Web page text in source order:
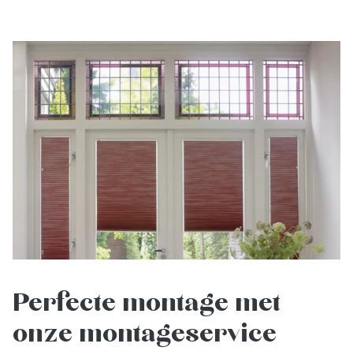
Perfecte montage met
onze montageservice